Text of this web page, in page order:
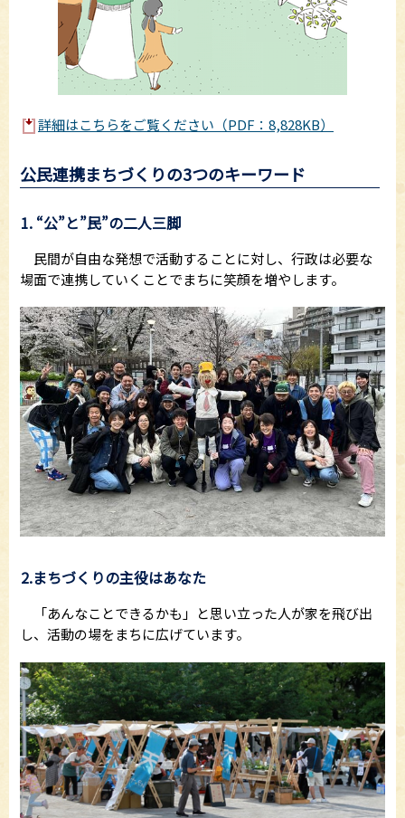
詳細はこちらをご覧ください（PDF：8,828KB）
公民連携まちづくりの3つのキーワード
1. “公”と”民”の二人三脚
民間が自由な発想で活動することに対し、行政は必要な
場面で連携していくことでまちに笑顔を増やします。
2.まちづくりの主役はあなた
「あんなことできるかも」と思い立った人が家を飛び出
し、活動の場をまちに広げています。